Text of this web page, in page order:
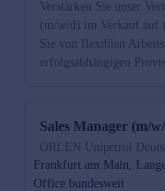
Verstärken Sie unser
(m/w/d) im Verkauf auf
Sie von flexiblen
erfolgsabhängigen
Sales Manager (m/
ORLEN Unipetrol
Frankfurt am Main,
Office bundesweit